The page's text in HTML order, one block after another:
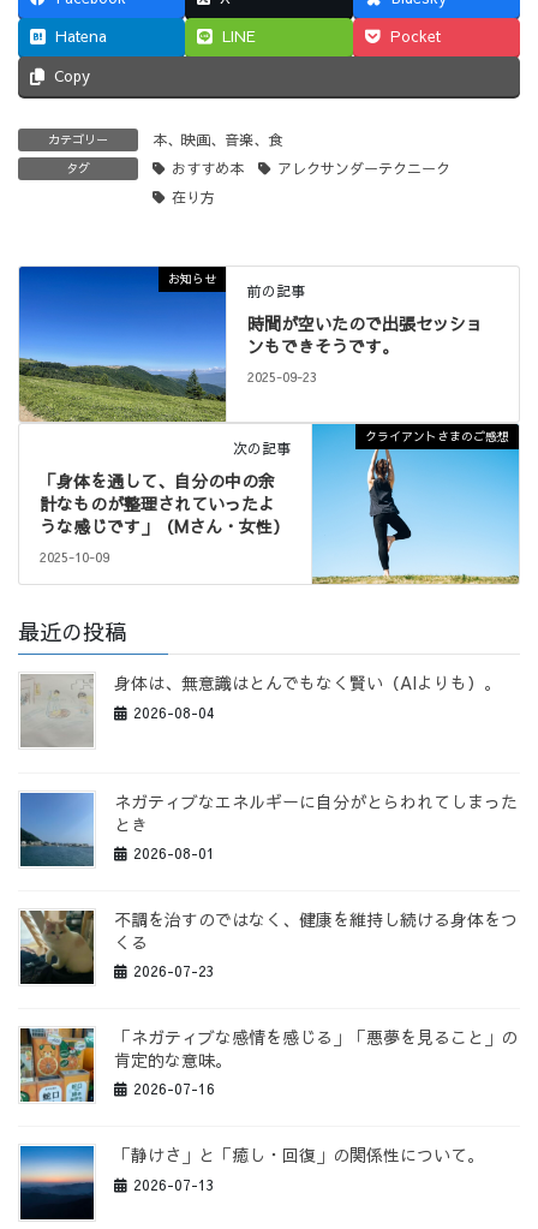
Hatena
LINE
Pocket
Copy
カテゴリー 本、映画、音楽、食
タグ おすすめ本
アレクサンダーテクニーク
在り方
お知らせ
前の記事
時間が空いたので出張セッショ
ンもできそうです。
2025-09-23
クライアントさまのご感想
次の記事
「身体を通して、自分の中の余
計なものが整理されていったよ
うな感じです」（Mさん・女性）
2025-10-09
最近の投稿
身体は、無意識はとんでもなく賢い（AIよりも）。
2026-08-04
ネガティブなエネルギーに自分がとらわれてしまった
とき
2026-08-01
不調を治すのではなく、健康を維持し続ける身体をつ
くる
2026-07-23
「ネガティブな感情を感じる」「悪夢を見ること」の
肯定的な意味。
2026-07-16
「静けさ」と「癒し・回復」の関係性について。
2026-07-13